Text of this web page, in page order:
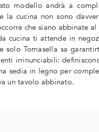
modello andrà a
la cucina non sono
che siano abbinate
cucina ti attende in
solo Tomasella sa
irrinunciabili:
sedia in legno per
un tavolo abbinato.